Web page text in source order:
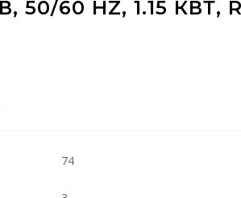
50/60 HZ, 1.15 КВТ,
74